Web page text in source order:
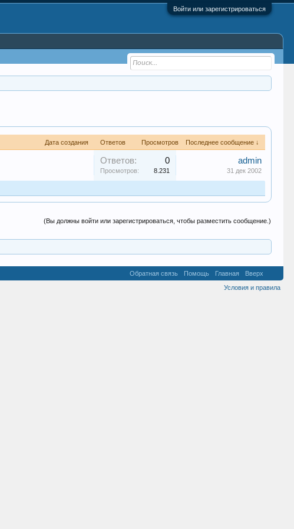
Войти или зарегистрироваться
Дата создания Ответов Просмотров Последнее сообщение ↓
Ответов: 0
Просмотров: 8.231
admin
31 дек 2002
(Вы должны войти или зарегистрироваться, чтобы разместить сообщение.)
Обратная связь Помощь Главная
Вверх
Условия и правила